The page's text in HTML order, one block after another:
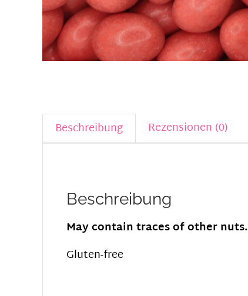
Beschreibung Rezensionen (0)
Beschreibung
May contain traces of other nuts.
Gluten-free